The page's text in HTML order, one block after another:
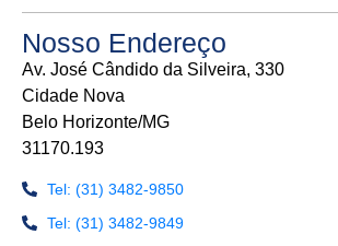
Nosso Endereço
Av. José Cândido da Silveira, 330
Cidade Nova
Belo Horizonte/MG
31170.193
Tel: (31) 3482-9850
Tel: (31) 3482-9849